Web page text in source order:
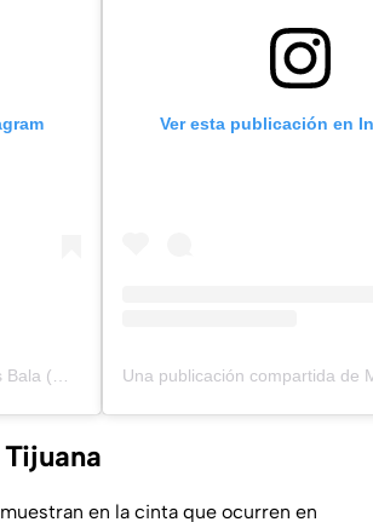
Una publicación compartida de Miss Bala (@missbalamovie)
Ver esta publicación en
en la cinta que ocurren en